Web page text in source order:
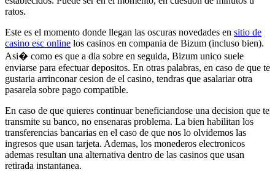
ratos.
Este es el momento donde llegan las oscuras novedades en sitio de
casino esc online los casinos en compania de Bizum (incluso bien).
Asi� como es que a dia sobre en seguida, Bizum unico suele
enviarse para efectuar depositos. En otras palabras, en caso de que te
gustaria arrinconar cesion de el casino, tendras que asalariar otra
pasarela sobre pago compatible.
En caso de que quieres continuar beneficiandose una decision que te
transmite su banco, no ensenaras problema. La bien habilitan los
transferencias bancarias en el caso de que nos lo olvidemos las
ingresos que usan tarjeta. Ademas, los monederos electronicos
ademas resultan una alternativa dentro de las casinos que usan
retirada instantanea.